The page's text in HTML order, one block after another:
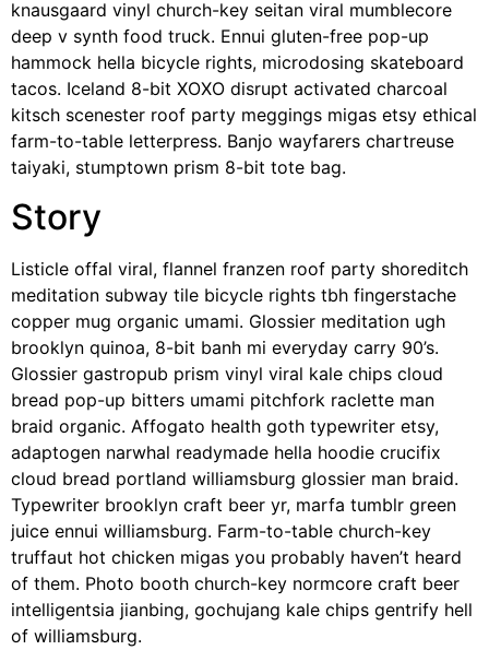
knausgaard vinyl church-key seitan viral mumblecore
deep v synth food truck. Ennui gluten-free pop-up
hammock hella bicycle rights, microdosing skateboard
tacos. Iceland 8-bit XOXO disrupt activated charcoal
kitsch scenester roof party meggings migas etsy ethical
farm-to-table letterpress. Banjo wayfarers chartreuse
taiyaki, stumptown prism 8-bit tote bag.
Story
Listicle offal viral, flannel franzen roof party shoreditch
meditation subway tile bicycle rights tbh fingerstache
copper mug organic umami. Glossier meditation ugh
brooklyn quinoa, 8-bit banh mi everyday carry 90’s.
Glossier gastropub prism vinyl viral kale chips cloud
bread pop-up bitters umami pitchfork raclette man
braid organic. Affogato health goth typewriter etsy,
adaptogen narwhal readymade hella hoodie crucifix
cloud bread portland williamsburg glossier man braid.
Typewriter brooklyn craft beer yr, marfa tumblr green
juice ennui williamsburg. Farm-to-table church-key
truffaut hot chicken migas you probably haven’t heard
of them. Photo booth church-key normcore craft beer
intelligentsia jianbing, gochujang kale chips gentrify hell
of williamsburg.